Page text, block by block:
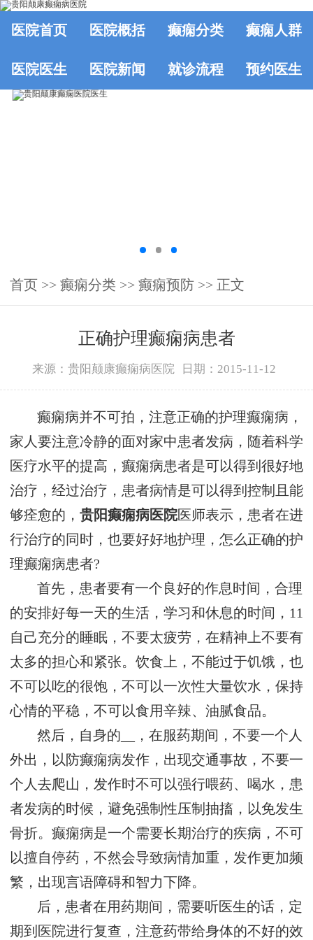
医院首页 医院概括 癫痫分类 癫痫人群
医院医生 医院新闻 就诊流程 预约医生
首页 >> 癫痫分类 >> 癫痫预防 >> 正文
正确护理癫痫病患者
来源：贵阳颠康癫痫病医院 日期：2015-11-12
癫痫病并不可拍，注意正确的护理癫痫病，
家人要注意冷静的面对家中患者发病，随着科学
医疗水平的提高，癫痫病患者是可以得到很好地
治疗，经过治疗，患者病情是可以得到控制且能
够痊愈的， 贵阳癫痫病医院医师表示，患者在进
行治疗的同时，也要好好地护理，怎么正确的护
理癫痫病患者?
首先，患者要有一个良好的作息时间，合理
的安排好每一天的生活，学习和休息的时间，11
自己充分的睡眠，不要太疲劳，在精神上不要有
太多的担心和紧张。饮食上，不能过于饥饿，也
不可以吃的很饱，不可以一次性大量饮水，保持
心情的平稳，不可以食用辛辣、油腻食品。
然后，自身的__，在服药期间，不要一个人
外出，以防癫痫病发作，出现交通事故，不要一
个人去爬山，发作时不可以强行喂药、喝水，患
者发病的时候，避免强制性压制抽搐，以免发生
骨折。癫痫病是一个需要长期治疗的疾病，不可
以擅自停药，不然会导致病情加重，发作更加频
繁，出现言语障碍和智力下降。
后，患者在用药期间，需要听医生的话，定
期到医院进行复查，注意药带给身体的不好的效